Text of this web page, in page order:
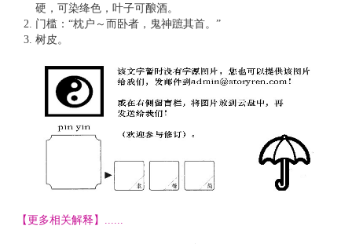
硬，可染绛色，叶子可酿酒。
门槛：“枕户～而卧者，鬼神蹠其首。”
树皮。
【更多相关解释】......